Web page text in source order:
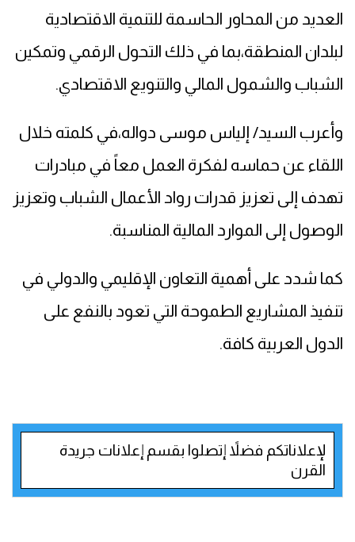
العديد من المحاور الحاسمة للتنمية الاقتصادية
لبلدان المنطقة،بما في ذلك التحول الرقمي وتمكين
الشباب والشمول المالي والتنويع الاقتصادي.
وأعرب السيد/ إلياس موسى دواله،في كلمته خلال
اللقاء عن حماسه لفكرة العمل معاً في مبادرات
تهدف إلى تعزيز قدرات رواد الأعمال الشباب وتعزيز
الوصول إلى الموارد المالية المناسبة.
كما شدد على أهمية التعاون الإقليمي والدولي في
تنفيذ المشاريع الطموحة التي تعود بالنفع على
الدول العربية كافة.
لإعلاناتكم فضلاً إتصلوا بقسم إعلانات جريدة
القرن